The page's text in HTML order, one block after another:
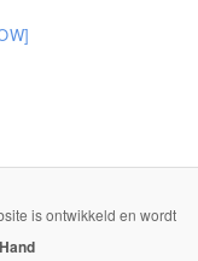
is ontwikkeld en wordt